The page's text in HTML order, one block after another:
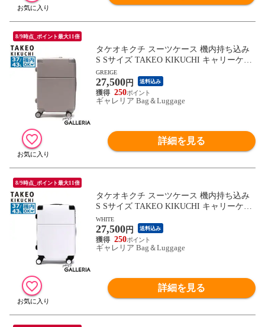
8/9時点_ポイント最大11倍
タケオキクチ スーツケース 機内持ち込み
S Sサイズ TAKEO KIKUCHI キャリーケー
ス キャリーバッグ 軽量 拡張機能付き 拡張
ストッパー ストッパー付き TSA ハード 静
音 キャスター ビジネス コンパクト SKYS
CAPE SSC001
GREIGE
27,500円 送料込み
250
ギャレリア Bag＆Luggage
詳細を見る
8/9時点_ポイント最大11倍
タケオキクチ スーツケース 機内持ち込み
S Sサイズ TAKEO KIKUCHI キャリーケー
ス キャリーバッグ 軽量 拡張機能付き 拡張
ストッパー ストッパー付き TSA ハード 静
音 キャスター ビジネス コンパクト SKYS
CAPE SSC001
WHITE
27,500円 送料込み
250
ギャレリア Bag＆Luggage
詳細を見る